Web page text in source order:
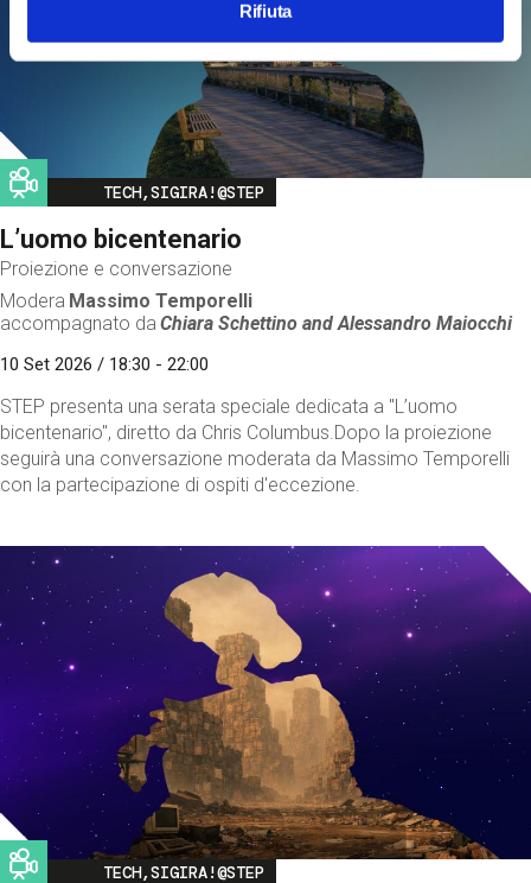
Rifiuta
Image
TECH,SIGIRA!@STEP
L’uomo bicentenario
Proiezione e conversazione
Modera Massimo Temporelli
accompagnato da Chiara Schettino andAlessandro Maiocchi
10 Set 2026 / 18:30 - 22:00
STEP presenta una serata speciale dedicata a "L’uomo
bicentenario", diretto da Chris Columbus.Dopo la proiezione
seguirà una conversazione moderata da Massimo Temporelli
con la partecipazione di ospiti d'eccezione.
Image
TECH,SIGIRA!@STEP